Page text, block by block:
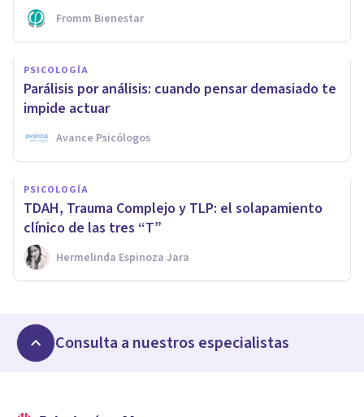
Fromm Bienestar
PSICOLOGÍA
Parálisis por análisis: cuando pensar demasiado te
impide actuar
Avance Psicólogos
PSICOLOGÍA
TDAH, Trauma Complejo y TLP: el solapamiento
clínico de las tres “T”
Hermelinda Espinoza Jara
Consulta a nuestros especialistas